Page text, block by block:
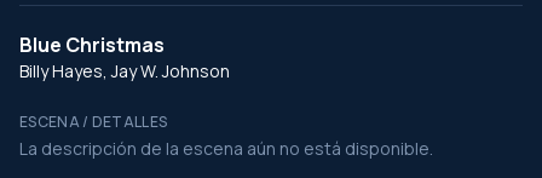
Blue Christmas
Billy Hayes, Jay W. Johnson
ESCENA / DETALLES
La descripción de la escena aún no está disponible.